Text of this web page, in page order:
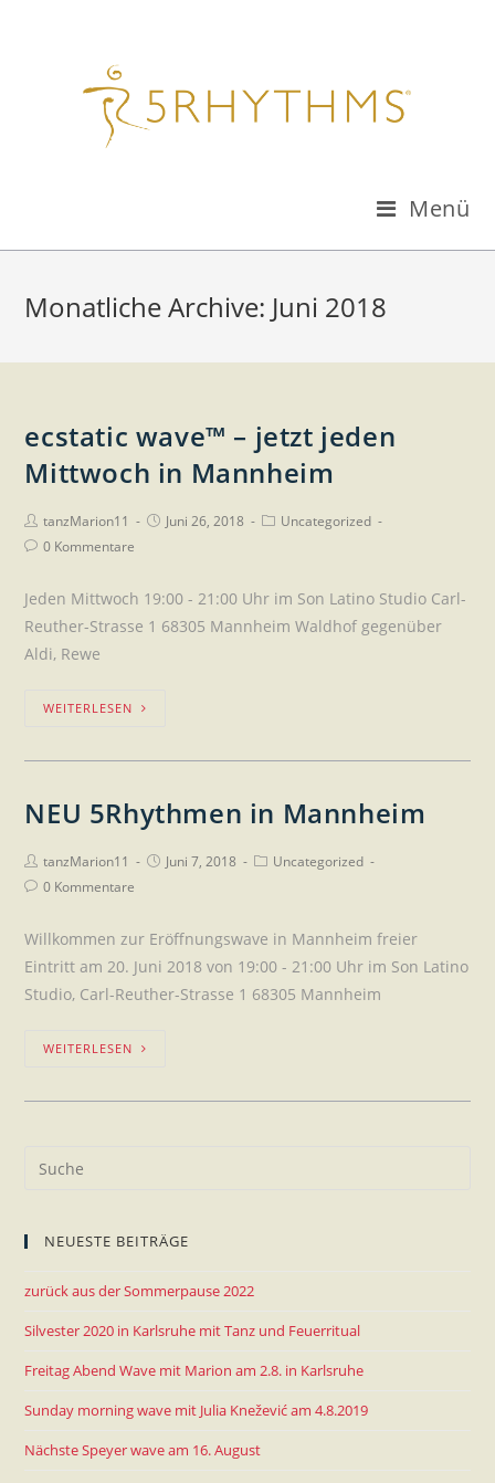
Menü
Monatliche Archive: Juni 2018
ecstatic wave™ – jetzt jeden
Mittwoch in Mannheim
tanzMarion11 Juni 26, 2018
Uncategorized
0 Kommentare
Jeden Mittwoch 19:00 - 21:00 Uhr im Son Latino Studio Carl-
Reuther-Strasse 1 68305 Mannheim Waldhof gegenüber
Aldi, Rewe
WEITERLESEN
NEU 5Rhythmen in Mannheim
tanzMarion11 Juni 7, 2018
Uncategorized
0 Kommentare
Willkommen zur Eröffnungswave in Mannheim freier
Eintritt am 20. Juni 2018 von 19:00 - 21:00 Uhr im Son Latino
Studio, Carl-Reuther-Strasse 1 68305 Mannheim
WEITERLESEN
NEUESTE BEITRÄGE
zurück aus der Sommerpause 2022
Silvester 2020 in Karlsruhe mit Tanz und Feuerritual
Freitag Abend Wave mit Marion am 2.8. in Karlsruhe
Sunday morning wave mit Julia Knežević am 4.8.2019
Nächste Speyer wave am 16. August